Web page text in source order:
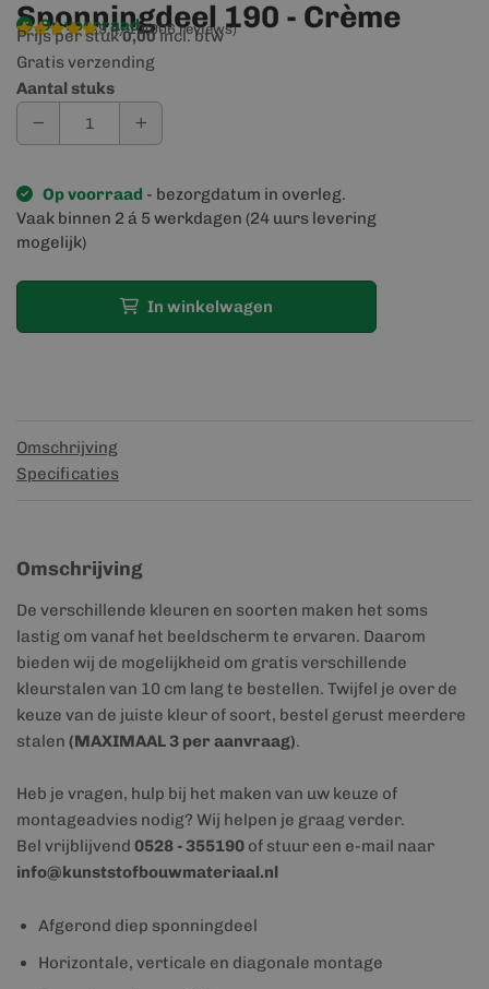
Sponningdeel 190 - Crème
Op voorraad
9,4/10(906 reviews)
Prijs per stuk0,00incl. btw
Gratis verzending
Aantal stuks
Op voorraad - bezorgdatum in overleg.
Vaak binnen 2 á 5 werkdagen (24 uurs levering
mogelijk)
In winkelwagen
Omschrijving
Specificaties
Omschrijving
De verschillende kleuren en soorten maken het soms
lastig om vanaf het beeldscherm te ervaren. Daarom
bieden wij de mogelijkheid om gratis verschillende
kleurstalen van 10 cm lang te bestellen. Twijfel je over de
keuze van de juiste kleur of soort, bestel gerust meerdere
stalen (MAXIMAAL 3 per aanvraag).
Heb je vragen, hulp bij het maken van uw keuze of
montageadvies nodig? Wij helpen je graag verder.
Bel vrijblijvend 0528 - 355190 of stuur een e-mail naar
info@kunststofbouwmateriaal.nl
Afgerond diep sponningdeel
Horizontale, verticale en diagonale montage